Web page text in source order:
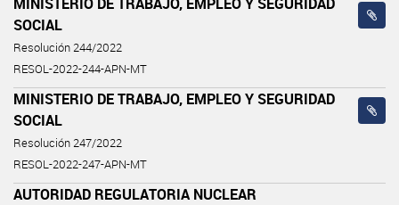
SOCIAL
Resolución 244/2022
RESOL-2022-244-APN-MT
MINISTERIO DE TRABAJO, EMPLEO Y SEGURIDAD
SOCIAL
Resolución 247/2022
RESOL-2022-247-APN-MT
AUTORIDAD REGULATORIA NUCLEAR